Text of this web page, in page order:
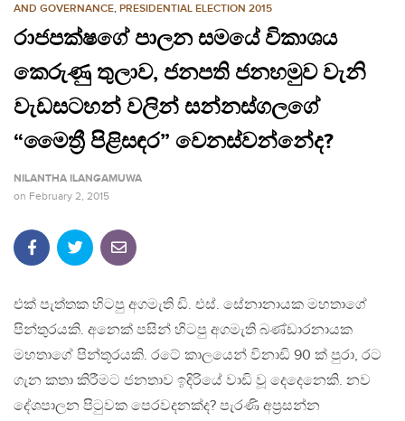
AND GOVERNANCE, PRESIDENTIAL ELECTION 2015
රාජපක්ෂගේ පාලන සමයේ විකාශය
කෙරුණු තුලාව, ජනපති ජනහමුව වැනි
වැඩසටහන් වලින් සන්නස්ගලගේ
“මෛත්‍රී පිළිසඳර” වෙනස්වන්නේද?
NILANTHA ILANGAMUWA
on February 2, 2015
එක් පැත්තක හිටපු අගමැති ඩි. එස්. සේනානායක මහතාගේ
පින්තුරයකි. අනෙක් පසින් හිටපු අගමැති බණ්ඩාරනායක
මහතාගේ පින්තූරයකි. රටේ කාලයෙන් විනාඩි 90 ක් පුරා, රට
ගැන කතා කිරීමට ජනතාව ඉදිරියේ වාඩි වූ දෙදෙනෙකි. නව
දේශපාලන පිටුවක පෙරවදනක්ද? පැරණි අප්‍රසන්න